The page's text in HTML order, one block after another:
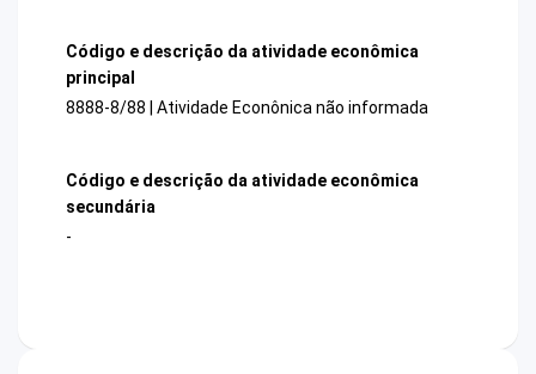
Código e descrição da atividade econômica
principal
8888-8/88 | Atividade Econônica não informada
Código e descrição da atividade econômica
secundária
-